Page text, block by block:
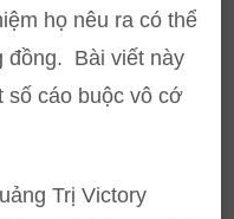
họ nêu ra có thể
đồng. Bài viết này
cáo buộc vô cớ
Trị Victory